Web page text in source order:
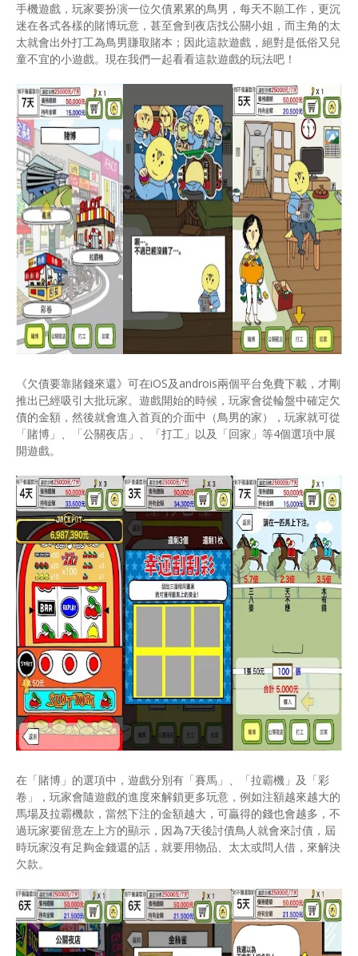
手機遊戲，玩家要扮演一位欠債累累的鳥男，每天不願工作，更沉
迷在各式各樣的賭博玩意，甚至會到夜店找公關小姐，而主角的太
太就會出外打工為鳥男賺取賭本；因此這款遊戲，絕對是低俗又兒
童不宜的小遊戲。現在我們一起看看這款遊戲的玩法吧！
《欠債要靠賭錢來還》可在iOS及androis兩個平台免費下載，才剛
推出已經吸引大批玩家。遊戲開始的時候，玩家會從輪盤中確定欠
債的金額，然後就會進入首頁的介面中（鳥男的家），玩家就可從
「賭博」、「公關夜店」、「打工」以及「回家」等4個選項中展
開遊戲。
在「賭博」的選項中，遊戲分別有「賽馬」、「拉霸機」及「彩
卷」，玩家會隨遊戲的進度來解鎖更多玩意，例如注額越來越大的
馬場及拉霸機款，當然下注的金額越大，可贏得的錢也會越多，不
過玩家要留意左上方的顯示，因為7天後討債鳥人就會來討債，屆
時玩家沒有足夠金錢還的話，就要用物品、太太或問人借，來解決
欠款。